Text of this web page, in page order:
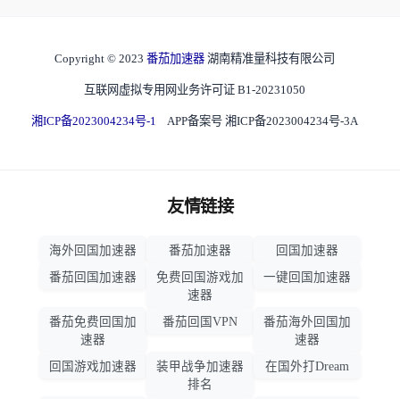
Copyright © 2023 番茄加速器 湖南精准量科技有限公司
互联网虚拟专用网业务许可证 B1-20231050
湘ICP备2023004234号-1 APP备案号 湘ICP备2023004234号-3A
友情链接
海外回国加速器 番茄加速器
回国加速器
番茄回国加速器
免费回国游戏加
速器
一键回国加速器
番茄免费回国加
速器
番茄回国VPN
番茄海外回国加
速器
回国游戏加速器
装甲战争加速器
排名
在国外打Dream